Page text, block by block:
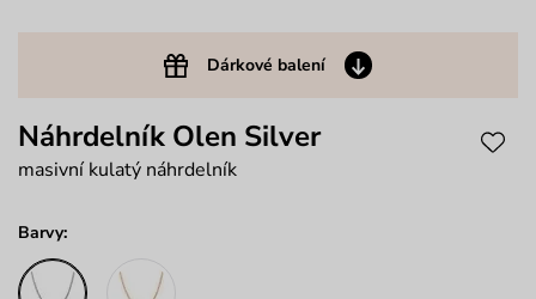
Dárkové balení
Náhrdelník Olen Silver
masivní kulatý náhrdelník
Barvy: